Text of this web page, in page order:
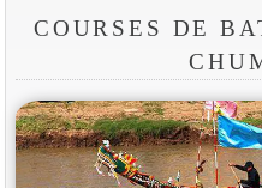
COURSES DE